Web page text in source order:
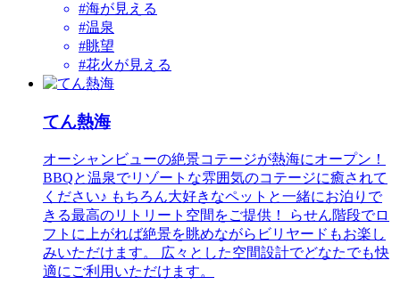
#海が見える
#温泉
#眺望
#花火が見える
てん熱海
オーシャンビューの絶景コテージが熱海にオープン！
BBQと温泉でリゾートな雰囲気のコテージに癒されて
ください♪ もちろん大好きなペットと一緒にお泊りで
きる最高のリトリート空間をご提供！ らせん階段でロ
フトに上がれば絶景を眺めながらビリヤードもお楽し
みいただけます。 広々とした空間設計でどなたでも快
適にご利用いただけます。